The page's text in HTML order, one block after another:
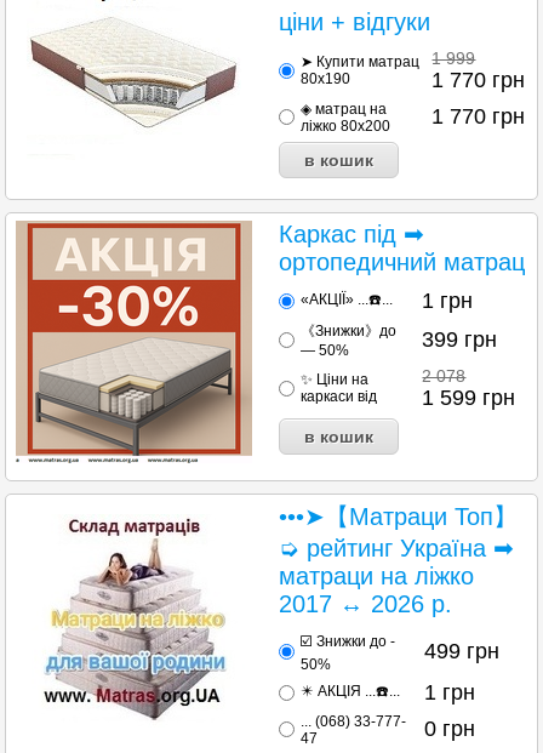
ціни + відгуки
➤ Купити матрац
80х190
1 999
1 770 грн
◈ матрац на
ліжко 80х200
1 770 грн
Каркас під ➡
ортопедичний матрац
«АКЦІЇ» ...☎️... 1 грн
《Знижки》до
— 50%
399 грн
✨ Ціни на
каркаси від
2 078
1 599 грн
•••➤【Матраци Топ】
➭ рейтинг Україна ➡
матраци на ліжко
2017 ↔ 2026 р.
☑️ Знижки до -
50%
499 грн
✴️ АКЦІЯ ...☎️... 1 грн
... (068) 33-777-
47
0 грн